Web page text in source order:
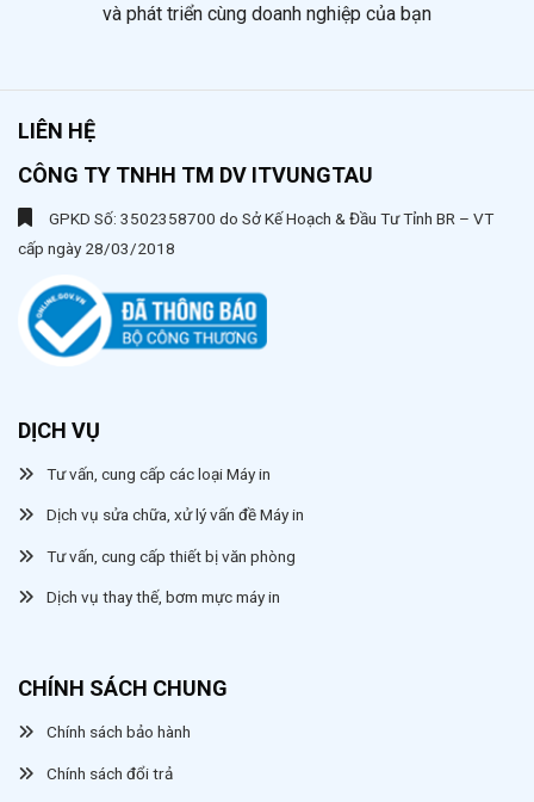
và phát triển cùng doanh nghiệp của bạn
LIÊN HỆ
CÔNG TY TNHH TM DV ITVUNGTAU
GPKD Số: 3502358700 do Sở Kế Hoạch & Đầu Tư Tỉnh BR – VT
cấp ngày 28/03/2018
DỊCH VỤ
Tư vấn, cung cấp các loại Máy in
Dịch vụ sửa chữa, xử lý vấn đề Máy in
Tư vấn, cung cấp thiết bị văn phòng
Dịch vụ thay thế, bơm mực máy in
CHÍNH SÁCH CHUNG
Chính sách bảo hành
Chính sách đổi trả